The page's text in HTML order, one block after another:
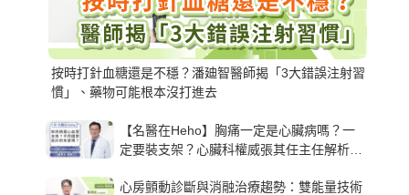
按時打針血糖還是不穩？潘廸智醫師揭「3大錯誤注射習
慣」、藥物可能根本沒打進去
【名醫在Heho】胸痛一定是心臟病嗎？一
定要裝支架？心臟科權威張其任主任解析支
心房顫動診斷與消融治療趨勢：雙能量技術